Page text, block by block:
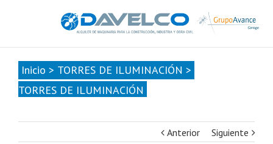
Inicio > TORRES DE ILUMINACIÓN >
TORRES DE ILUMINACIÓN
Anterior Siguiente